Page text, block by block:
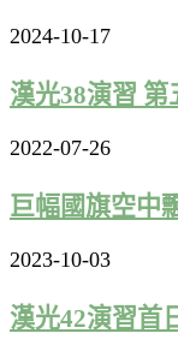
2024-10-17
漢光38演習 第
2022-07-26
巨幅國旗空中
2023-10-03
漢光42演習首